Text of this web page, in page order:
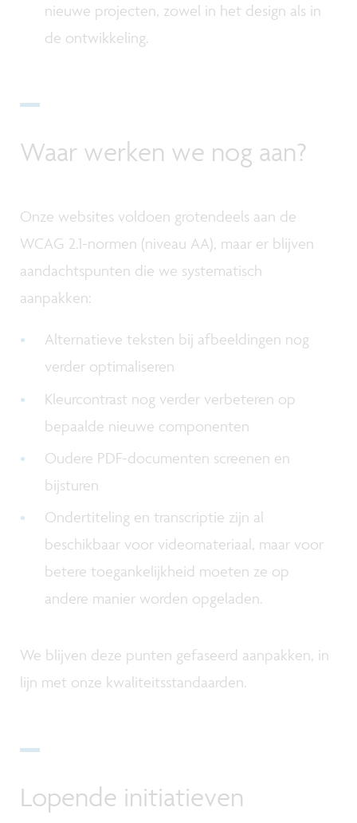
nieuwe projecten, zowel in het design als in
de ontwikkeling.
Waar werken we nog aan?
Onze websites voldoen grotendeels aan de
WCAG 2.1-normen (niveau AA), maar er blijven
aandachtspunten die we systematisch
aanpakken:
Alternatieve teksten bij afbeeldingen nog
verder optimaliseren
Kleurcontrast nog verder verbeteren op
bepaalde nieuwe componenten
Oudere PDF-documenten screenen en
bijsturen
Ondertiteling en transcriptie zijn al
beschikbaar voor videomateriaal, maar voor
betere toegankelijkheid moeten ze op
andere manier worden opgeladen.
We blijven deze punten gefaseerd aanpakken, in
lijn met onze kwaliteitsstandaarden.
Lopende initiatieven